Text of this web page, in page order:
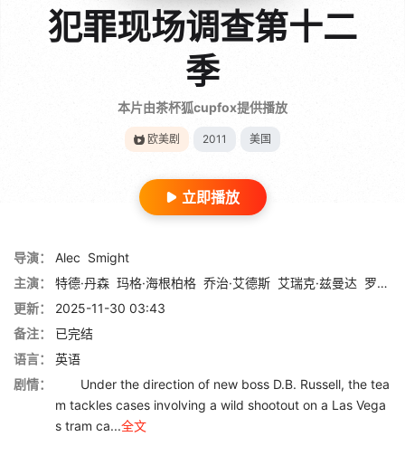
犯罪现场调查第十二
季
本片由茶杯狐cupfox提供播放
欧美剧 2011 美国
立即播放
导演： Alec Smight
主演：
特德·丹森 玛格·海根柏格 乔治·艾德斯 艾瑞克·兹曼达 罗伯特·大卫·豪尔
更新：
2025-11-30 03:43
备注：
已完结
语言：
英语
剧情：
Under the direction of new boss D.B. Russell, the tea
m tackles cases involving a wild shootout on a Las Vega
s tram ca...全文